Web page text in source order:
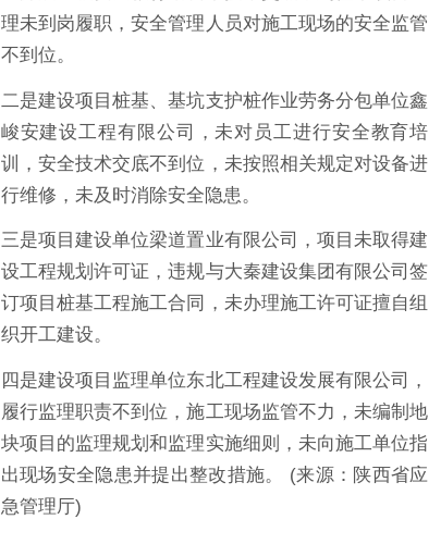
理未到岗履职，安全管理人员对施工现场的安全监管
不到位。
二是建设项目桩基、基坑支护桩作业劳务分包单位鑫
峻安建设工程有限公司，未对员工进行安全教育培
训，安全技术交底不到位，未按照相关规定对设备进
行维修，未及时消除安全隐患。
三是项目建设单位梁道置业有限公司，项目未取得建
设工程规划许可证，违规与大秦建设集团有限公司签
订项目桩基工程施工合同，未办理施工许可证擅自组
织开工建设。
四是建设项目监理单位东北工程建设发展有限公司，
履行监理职责不到位，施工现场监管不力，未编制地
块项目的监理规划和监理实施细则，未向施工单位指
出现场安全隐患并提出整改措施。 (来源：陕西省应
急管理厅)